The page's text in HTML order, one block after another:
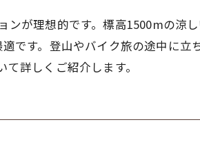
が理想的です。標高1500mの涼
です。登山やバイク旅の途中に立
詳しくご紹介します。